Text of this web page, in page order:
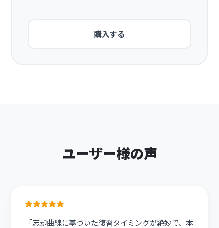
購入する
ユーザー様の声
「忘却曲線に基づいた復習タイミングが絶妙で、本